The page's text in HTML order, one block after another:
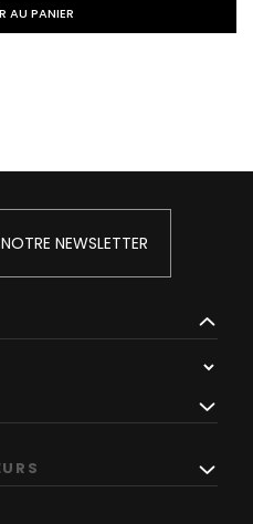
AU PANIER
NEWSLETTER